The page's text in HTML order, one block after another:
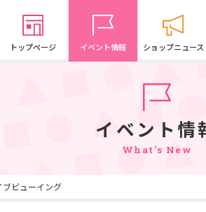
トップページ イベント情報 ショップニュース
イベント情
What's New
ビューイング